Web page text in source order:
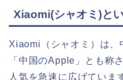
Xiaomi(シャオミ)と
Xiaomi（シャオミ）は、
「中国のApple」とも称
人気を急速に広げていま